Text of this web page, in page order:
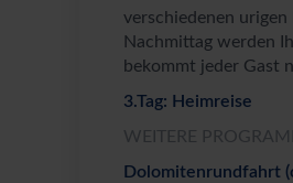
verschiedenen
Nachmittag werden
bekommt jeder Gast
3.Tag: Heimreise
WEITERE
Dolomitenrundfahrt